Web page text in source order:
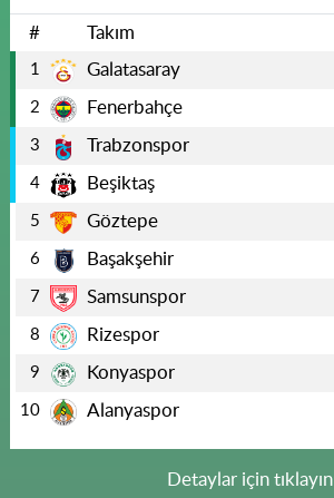
# Takım
1 Galatasaray
2 Fenerbahçe
3 Trabzonspor
4 Beşiktaş
5 Göztepe
6 Başakşehir
7 Samsunspor
8 Rizespor
9 Konyaspor
10 Alanyaspor
Detaylar için tıklayın